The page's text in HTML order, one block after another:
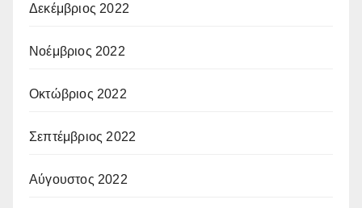
Δεκέμβριος 2022
Νοέμβριος 2022
Οκτώβριος 2022
Σεπτέμβριος 2022
Αύγουστος 2022